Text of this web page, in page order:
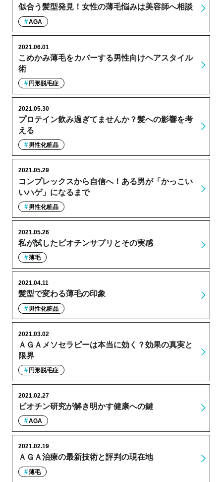
似合う髪型発見！女性の薄毛悩みは美容師へ相談
AGA
こめかみ薄毛をカバーする男性向けヘアスタイル
術
2021.06.01
円形脱毛症
プロテイン飲み過ぎてませんか？髪への影響を考
える
2021.05.30
男性化粧品
コンプレックスから自信へ！ある男が「かっこい
いハゲ」になるまで
2021.05.29
男性化粧品
私が試したビオチンサプリとその実感
2021.05.26
薄毛
髪型で変わる薄毛の印象
2021.04.11
男性化粧品
ＡＧＡメソセラピーは本当に効く？効果の真実と
限界
2021.03.02
円形脱毛症
ビオチン研究が解き明かす健康への鍵
2021.02.27
AGA
ＡＧＡ治療の最新技術と評判の現在地
2021.02.19
薄毛